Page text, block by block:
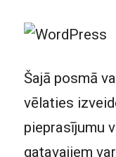
Šajā posmā
vēlaties
pieprasījumu
gatavajiem